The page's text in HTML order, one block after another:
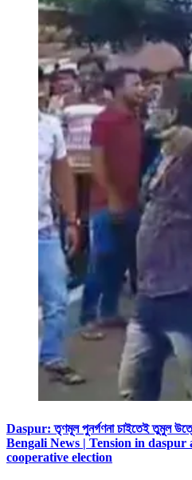
Daspur: তৃণমূল পুনর্গণনা চাইতেই তুমুল
Bengali News | Tension in daspur
cooperative election